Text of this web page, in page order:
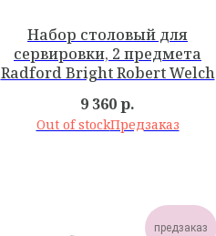
Набор столовый для
сервировки, 2 предмета
Radford Bright Robert Welch
9 360р.
Out of stock
предзаказ